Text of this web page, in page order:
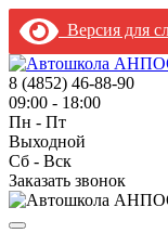
Версия для
8 (4852) 46-88-90
09:00 - 18:00
Пн - Пт
Выходной
Сб - Вск
Заказать звонок